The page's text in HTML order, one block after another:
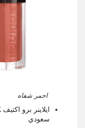
احمر شفاه
سعودي